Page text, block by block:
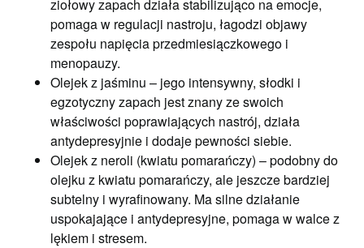
ziołowy zapach działa stabilizująco na emocje,
pomaga w regulacji nastroju, łagodzi objawy
zespołu napięcia przedmiesiączkowego i
menopauzy.
Olejek z jaśminu – jego intensywny, słodki i
egzotyczny zapach jest znany ze swoich
właściwości poprawiających nastrój, działa
antydepresyjnie i dodaje pewności siebie.
Olejek z neroli (kwiatu pomarańczy) – podobny do
olejku z kwiatu pomarańczy, ale jeszcze bardziej
subtelny i wyrafinowany. Ma silne działanie
uspokajające i antydepresyjne, pomaga w walce z
lękiem i stresem.